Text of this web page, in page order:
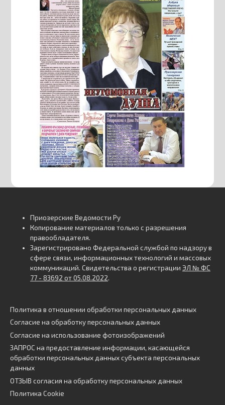
Приозерские Ведомости Ру
Копирование материалов только с разрешения
правообладателя.
Зарегистрировано Федеральной службой по надзору в
сфере связи, информационных технологий и массовых
коммуникаций. Свидетельства о регистрации ЭЛ № ФС
77 - 83692 от 05.08.2022.
Политика в отношении обработки персональных данных
Согласие на обработку персональных данных
Согласие на использование фотоизображений
ЗАПРОС на предоставление информации, касающейся
обработки персональных данных субъекта персональных
данных
ОТЗЫВ согласия на обработку персональных данных
Политика Cookie